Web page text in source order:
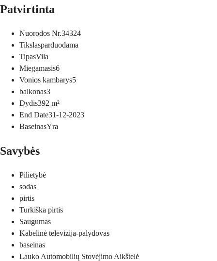
Patvirtinta
Nuorodos Nr.34324
Tikslasparduodama
TipasVila
Miegamasis6
Vonios kambarys5
balkonas3
Dydis392 m²
End Date31-12-2023
BaseinasYra
Savybės
Pilietybė
sodas
pirtis
Turkiška pirtis
Saugumas
Kabelinė televizija-palydovas
baseinas
Lauko Automobilių Stovėjimo Aikštelė